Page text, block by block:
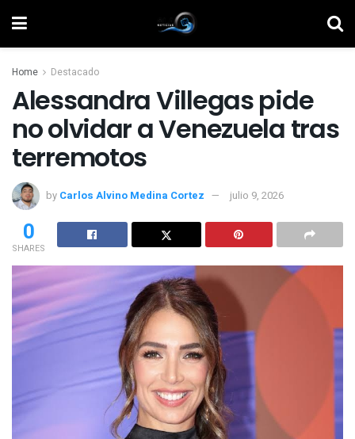
Home Destacado
Alessandra Villegas pide
no olvidar a Venezuela tras
terremotos
by Carlos Alvino Medina Cortez julio 9, 2026
0
SHARES